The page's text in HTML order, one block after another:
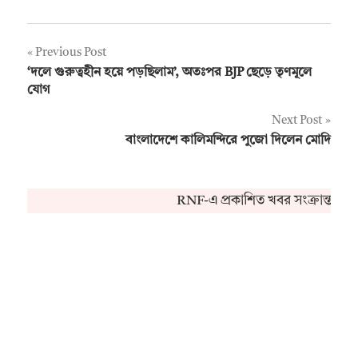
Post
navigation
Previous Post
‘দলে গুরুত্বহীন হয়ে পড়ছিলাম’, অতঃপর BJP ছেড়ে তৃণমূলে
যোগ
Next Post
বাংলাদেশে কালিমন্দিরে পুজো দিলেন মোদি
RNF-এ প্রকাশিত খবর সংক্রান্ত